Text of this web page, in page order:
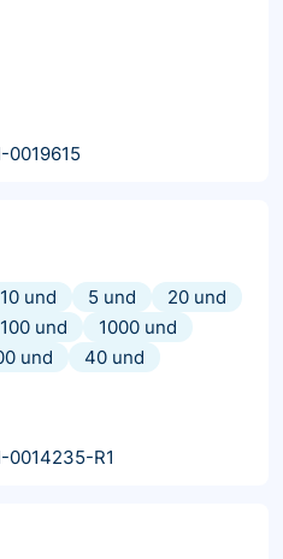
0019615
10 und 5 und
20 und
und
1000 und
und
40 und
0014235-R1